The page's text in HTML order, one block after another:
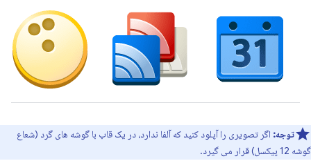
توجه: اگر تصویری را آپلود کنید که آلفا ندارد، در یک قاب با گوشه های گرد (شعاع
گوشه 12 پیکسل) قرار می گیرد.